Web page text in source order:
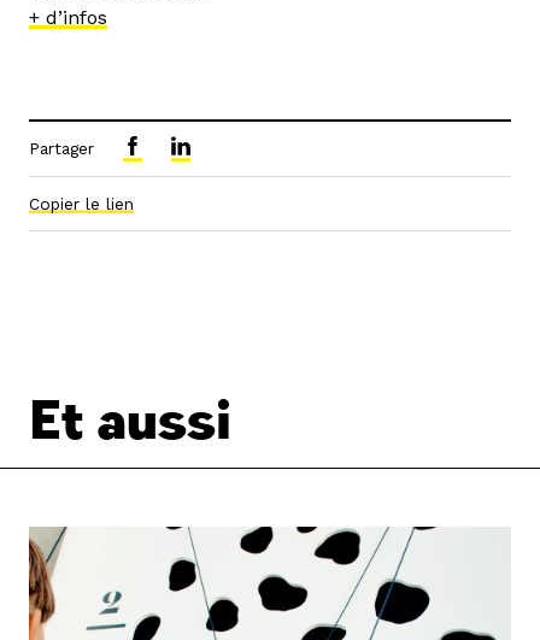
+ d’infos
Partager
Copier le lien
Et aussi